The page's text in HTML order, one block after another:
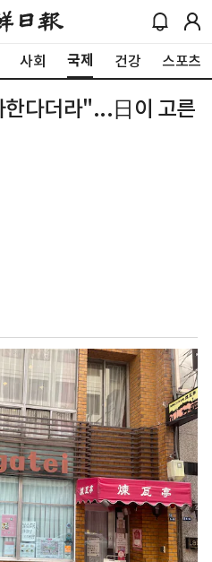
사회 국제 건강 스포츠
다더라"...日이 고른